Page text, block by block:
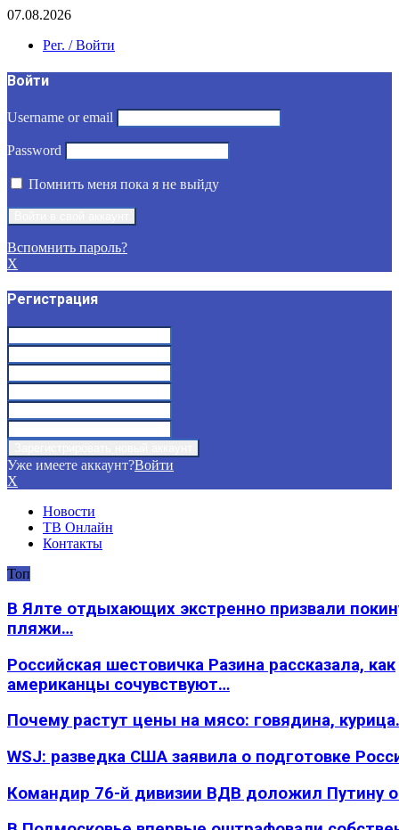
07.08.2026
Рег. / Войти
Войти
Username or email
Password
Помнить меня пока я не выйду
Вспомнить пароль?
X
Регистрация
Уже имеете аккаунт?Войти
X
Новости
ТВ Онлайн
Контакты
Топ
В Ялте отдыхающих экстренно призвали
пляжи…
Российская шестовичка Разина рассказала, как
американцы сочувствуют…
Почему растут цены на мясо: говядина,
WSJ: разведка США заявила о подготовке
Командир 76-й дивизии ВДВ доложил Путину